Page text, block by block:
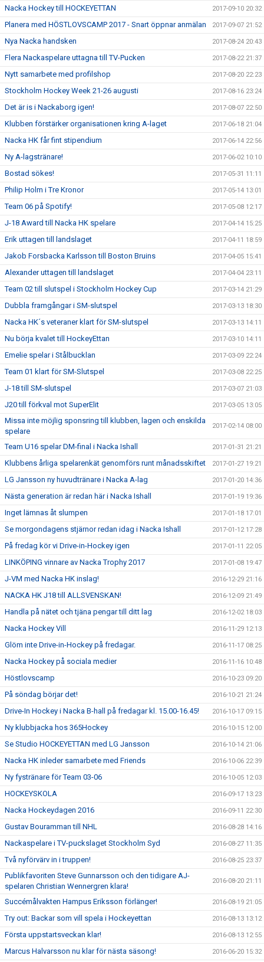
Nacka Hockey till HOCKEYETTAN 2017-09-10 20:32
Planera med HÖSTLOVSCAMP 2017 - Snart öppnar anmälan 2017-09-07 21:52
Nya Nacka handsken 2017-08-24 20:43
Flera Nackaspelare uttagna till TV-Pucken 2017-08-22 21:37
Nytt samarbete med profilshop 2017-08-20 22:23
Stockholm Hockey Week 21-26 augusti 2017-08-16 23:24
Det är is i Nackaborg igen! 2017-08-07 22:50
Klubben förstärker organisationen kring A-laget 2017-06-18 21:04
Nacka HK får fint stipendium 2017-06-14 22:56
Ny A-lagstränare! 2017-06-02 10:10
Bostad sökes! 2017-05-31 11:11
Philip Holm i Tre Kronor 2017-05-14 13:01
Team 06 på Spotify! 2017-05-08 12:17
J-18 Award till Nacka HK spelare 2017-04-14 15:25
Erik uttagen till landslaget 2017-04-11 18:59
Jakob Forsbacka Karlsson till Boston Bruins 2017-04-05 15:41
Alexander uttagen till landslaget 2017-04-04 23:11
Team 02 till slutspel i Stockholm Hockey Cup 2017-03-14 21:29
Dubbla framgångar i SM-slutspel 2017-03-13 18:30
Nacka HK´s veteraner klart för SM-slutspel 2017-03-13 14:11
Nu börja kvalet till HockeyEttan 2017-03-10 14:11
Emelie spelar i Stålbucklan 2017-03-09 22:24
Team 01 klart för SM-Slutspel 2017-03-08 22:25
J-18 till SM-slutspel 2017-03-07 21:03
J20 till förkval mot SuperElit 2017-03-05 13:05
Missa inte möjlig sponsring till klubben, lagen och enskilda
spelare
2017-02-14 08:00
Team U16 spelar DM-final i Nacka Ishall 2017-01-31 21:21
Klubbens årliga spelarenkät genomförs runt månadsskiftet 2017-01-27 19:21
LG Jansson ny huvudtränare i Nacka A-lag 2017-01-20 14:36
Nästa generation är redan här i Nacka Ishall 2017-01-19 19:36
Inget lämnas åt slumpen 2017-01-18 17:01
Se morgondagens stjärnor redan idag i Nacka Ishall 2017-01-12 17:28
På fredag kör vi Drive-in-Hockey igen 2017-01-11 22:05
LINKÖPING vinnare av Nacka Trophy 2017 2017-01-08 19:47
J-VM med Nacka HK inslag! 2016-12-29 21:16
NACKA HK J18 till ALLSVENSKAN! 2016-12-09 21:49
Handla på nätet och tjäna pengar till ditt lag 2016-12-02 18:03
Nacka Hockey Vill 2016-11-29 12:13
Glöm inte Drive-in-Hockey på fredagar. 2016-11-17 08:25
Nacka Hockey på sociala medier 2016-11-16 10:48
Höstlovscamp 2016-10-23 09:20
På söndag börjar det! 2016-10-21 21:24
Drive-In Hockey i Nacka B-hall på fredagar kl. 15.00-16.45! 2016-10-17 09:15
Ny klubbjacka hos 365Hockey 2016-10-15 12:00
Se Studio HOCKEYETTAN med LG Jansson 2016-10-14 21:06
Nacka HK inleder samarbete med Friends 2016-10-06 22:39
Ny fystränare för Team 03-06 2016-10-05 12:03
HOCKEYSKOLA 2016-09-17 13:23
Nacka Hockeydagen 2016 2016-09-11 22:30
Gustav Bouramman till NHL 2016-08-28 14:16
Nackaspelare i TV-puckslaget Stockholm Syd 2016-08-27 11:35
Två nyförvärv in i truppen! 2016-08-25 23:37
Publikfavoriten Steve Gunnarsson och den tidigare AJ-
spelaren Christian Wennergren klara!
2016-08-20 21:11
Succémålvakten Hampus Eriksson förlänger! 2016-08-19 21:05
Try out: Backar som vill spela i Hockeyettan 2016-08-13 13:12
Första uppstartsveckan klar! 2016-08-13 12:55
Marcus Halvarsson nu klar för nästa säsong! 2016-06-20 15:32